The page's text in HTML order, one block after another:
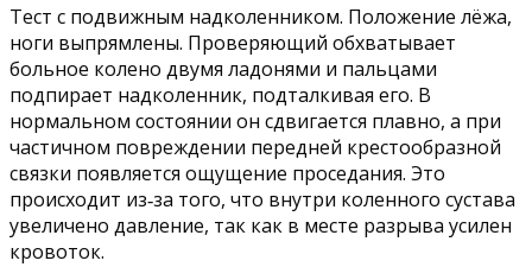
Тест с подвижным надколенником. Положение лёжа,
ноги выпрямлены. Проверяющий обхватывает
больное колено двумя ладонями и пальцами
подпирает надколенник, подталкивая его. В
нормальном состоянии он сдвигается плавно, а при
частичном повреждении передней крестообразной
связки появляется ощущение проседания. Это
происходит из‐за того, что внутри коленного сустава
увеличено давление, так как в месте разрыва усилен
кровоток.